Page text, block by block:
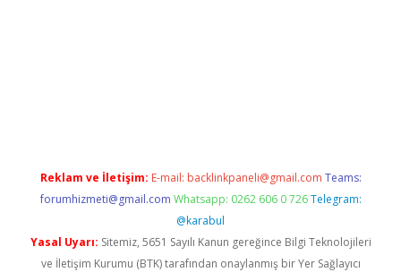
Reklam ve İletişim: E-mail: backlinkpaneli@gmail.com Teams:
forumhizmeti@gmail.com Whatsapp: 0262 606 0 726 Telegram:
@karabul
Yasal Uyarı: Sitemiz, 5651 Sayılı Kanun gereğince Bilgi Teknolojileri
ve İletişim Kurumu (BTK) tarafından onaylanmış bir Yer Sağlayıcı